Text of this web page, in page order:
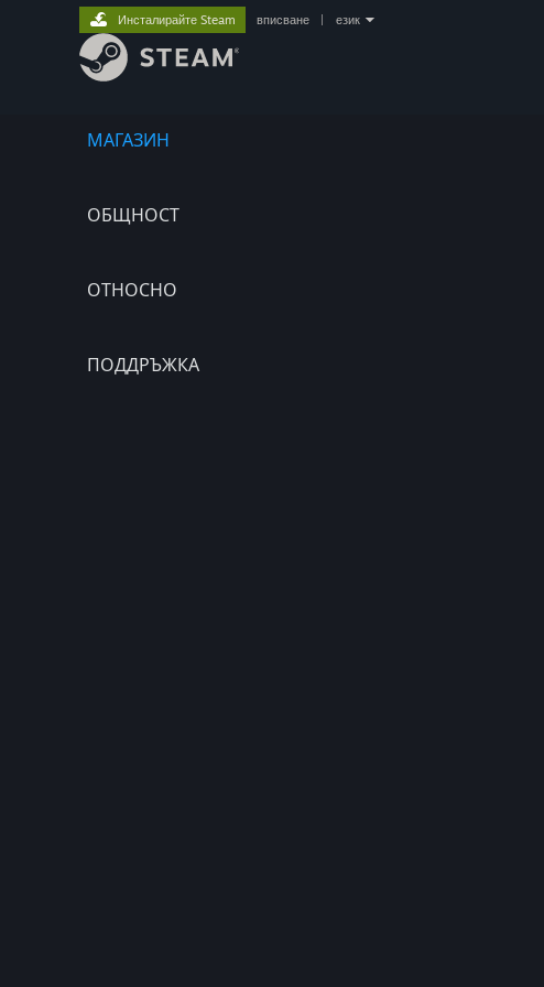
МАГАЗИН
ОБЩНОСТ
ОТНОСНО
ПОДДРЪЖКА
Инсталирайте Steam вписване език